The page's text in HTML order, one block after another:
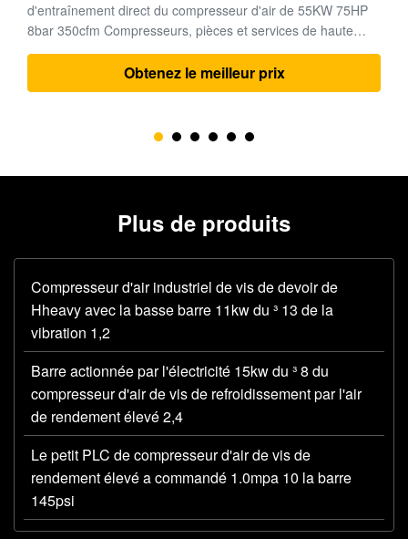
8bar 10bar 13bar 25bar 40bar de réservoir d'air (récepteur
d'air) 1.0m Point d'origine : ZHEJIANG QUZHOU CHINE
Marque : Silk Numéro de type : C-1.0 Certification : ASME
Quantité d'ordre minimum : 1pcs Détails de empaquetage :
Comme ordre ...
Obtenez le meilleur prix
Plus de produits
Compresseur d'air industriel de vis de devoir de
Hheavy avec la basse barre 11kw du ³ 13 de la
vibration 1,2
Barre actionnée par l'électricité 15kw du ³ 8 du
compresseur d'air de vis de refroidissement par l'air
de rendement élevé 2,4
Le petit PLC de compresseur d'air de vis de
rendement élevé a commandé 1.0mpa 10 la barre
145psi